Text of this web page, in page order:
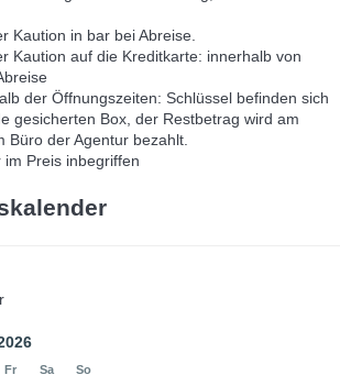
Kaution in bar bei Abreise.
Kaution auf die Kreditkarte: innerhalb von
der Öffnungszeiten: Schlüssel befinden sich
gesicherten Box, der Restbetrag wird am
Büro der Agentur bezahlt.
Preis inbegriffen
Fr Sa So